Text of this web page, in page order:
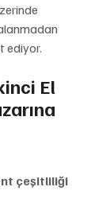
ediyor.
El
çeşitliliği